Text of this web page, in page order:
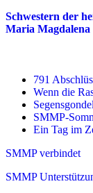
Schwestern der
Maria
791
Wenn die
SMMP-
Ein Tag im
SMMP verbindet
SMMP